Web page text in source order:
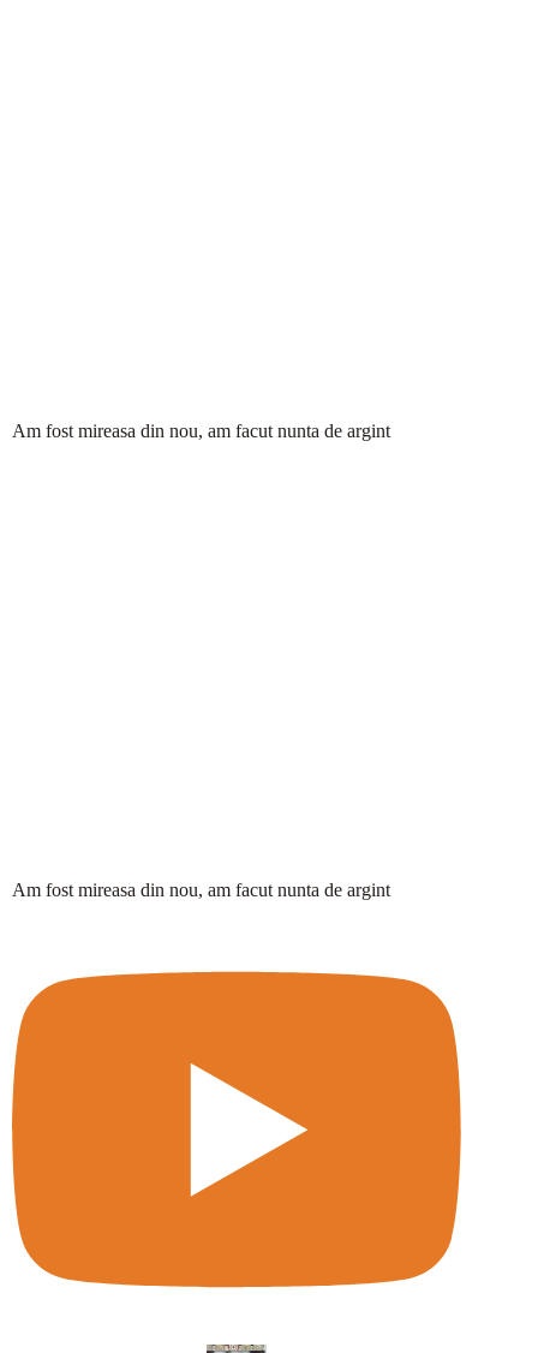
Am fost mireasa din nou, am facut nunta de argint
Am fost mireasa din nou, am facut nunta de argint